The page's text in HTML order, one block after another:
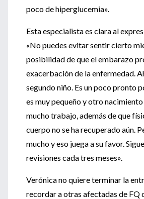
poco de hiperglucemia».
Esta especialista es clara al
«No puedes evitar sentir cierto
posibilidad de que el embarazo
exacerbación de la enfermedad.
segundo niño. Es un poco pronto
es muy pequeño y otro
mucho trabajo, además de que
cuerpo no se ha recuperado aún.
mucho y eso juega a su favor.
revisiones cada tres meses».
Verónica no quiere terminar la
recordar a otras afectadas de FQ